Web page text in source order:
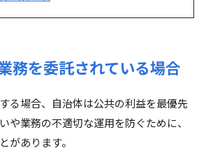
務を委託されている場合
る場合、自治体は公共の利益を最優先
や業務の不適切な運用を防ぐために、
があります。